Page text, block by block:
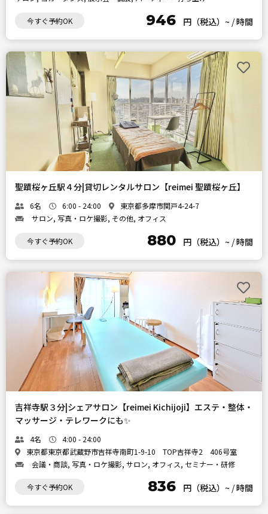
今すぐ予約OK 946 円（税込）~ /時間
聖蹟桜ヶ丘駅４分|貸切レンタルサロン【reimei 聖蹟桜ヶ丘】
6名 6:00 - 24:00
東京都多摩市関戸4-24-7
サロン, 写真・ロケ撮影, その他, オフィス
今すぐ予約OK 880 円（税込）~ /時間
吉祥寺駅３分|シェアサロン【reimei Kichijoji】エステ・整体・
マッサージ・テレワークにも✨
4名
4:00 - 24:00
東京都東京都武蔵野市吉祥寺南町1-9-10 TOP吉祥寺2 406号室
会議・商談, 写真・ロケ撮影, サロン, オフィス, セミナー・研修
今すぐ予約OK 836 円（税込）~ /時間